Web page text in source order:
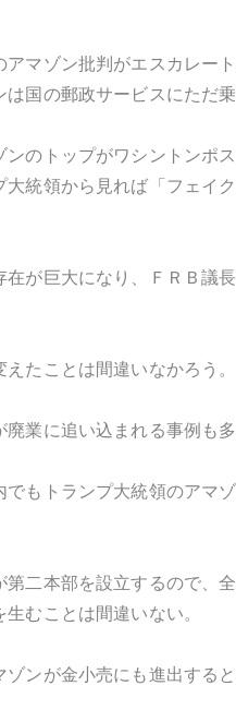
アマゾン批判がエスカレー
は国の郵政サービスにただ
ンのトップがワシントンポ
大統領から見れば「フェイ
在が巨大になり、ＦＲＢ議
たことは間違いなかろう。
廃業に追い込まれる事例も多
でもトランプ大統領のアマ
第二本部を設立するので、
むことは間違いない。
ゾンが金小売にも進出する